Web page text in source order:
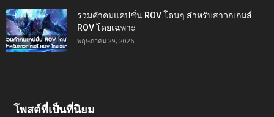
รวมคำคมแคปชั่น ROV โดนๆ สำหรับสาวกเกมส์
ROV โดยเฉพาะ
พฤษภาคม 29, 2026
โพสต์ที่เป็นที่นิยม